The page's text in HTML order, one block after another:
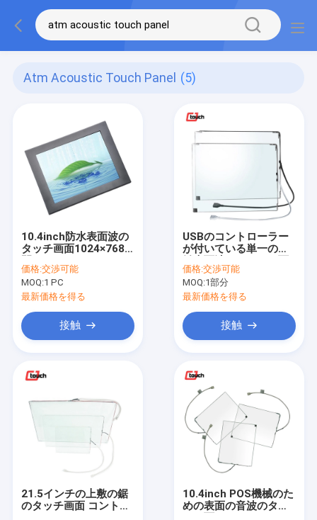
Atm Acoustic Touch Panel (5)
10.4inch防水表面波の
タッチ画面1024×768
価格:交渉可能
MOQ:1 PC
最新価格を得る
接触
USBのコントローラー
が付いている単一の接
19inch
価格:交渉可能
MOQ:1部分
最新価格を得る
接触
21.5インチの上敷の鋸
のタッチ画面 コントロ
10.4inch POS機械のた
めの表面の音波のタッ